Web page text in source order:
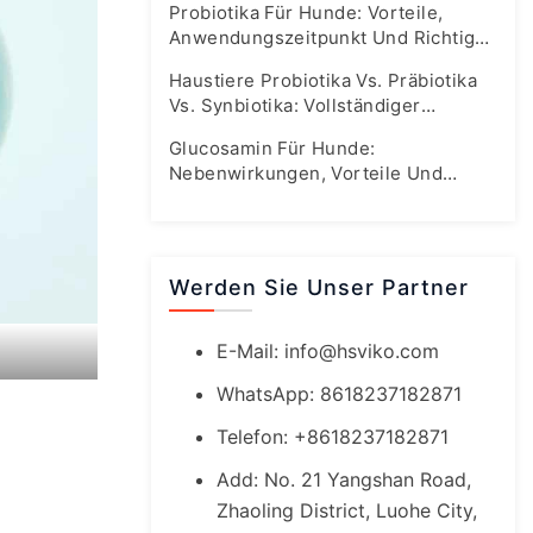
Probiotika Für Hunde: Vorteile,
Anwendungszeitpunkt Und Richtige
Haustiere Probiotika Vs. Präbiotika
Vs. Synbiotika: Vollständiger
Glucosamin Für Hunde:
Nebenwirkungen, Vorteile Und
Werden Sie Unser Partner
E-Mail: info@hsviko.com
WhatsApp: 8618237182871
Telefon: +8618237182871
Add: No. 21 Yangshan Road,
Zhaoling District, Luohe City,